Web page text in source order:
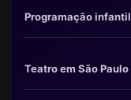
Programação infantil
Teatro em São Paulo